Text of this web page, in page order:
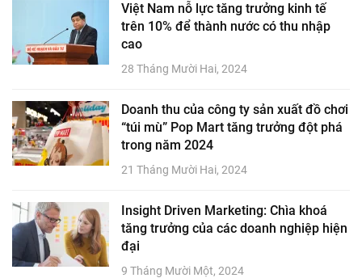
Việt Nam nỗ lực tăng trưởng kinh tế
trên 10% để thành nước có thu nhập
cao
28 Tháng Mười Hai, 2024
Doanh thu của công ty sản xuất đồ chơi
“túi mù” Pop Mart tăng trưởng đột phá
trong năm 2024
21 Tháng Mười Hai, 2024
Insight Driven Marketing: Chìa khoá
tăng trưởng của các doanh nghiệp hiện
đại
9 Tháng Mười Một, 2024